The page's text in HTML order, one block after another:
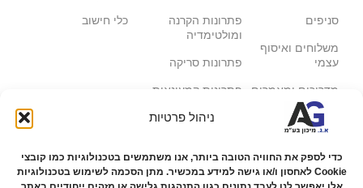
ניהול פרטיות
כדי לספק את החוויה הטובה ביותר, אנו משתמשים בטכנולוגיות כמו קובצי
Cookie לאחסון ו/או גישה למידע במכשיר. מתן הסכמה לשימוש בטכנולוגיות
סניפים
משלוחים ואיסוף
עצמי
מדריכים ומאמרים
מותגים
הצהרת נגישות
פתרונות הקרנה
ומולטימדיה
פתרונות סריקה
פתרונות קמעונאות
פתרונות למגזר הרפואי
כלי חישוב